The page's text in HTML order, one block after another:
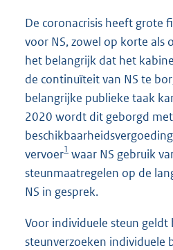
De coronacrisis heeft grote
voor NS, zowel op korte als
het belangrijk dat het
de continuïteit van NS te
belangrijke publieke taak
2020 wordt dit geborgd
vervoer1 waar NS gebruik
steunmaatregelen op de
NS in gesprek.
Voor individuele steun
steunverzoeken individuele